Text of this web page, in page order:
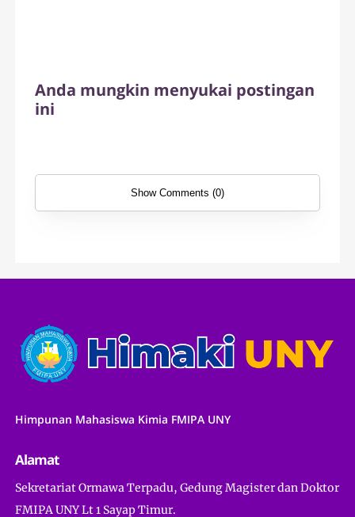
Anda mungkin menyukai postingan
ini
Show Comments (0)
Himpunan Mahasiswa Kimia FMIPA UNY
Alamat
Sekretariat Ormawa Terpadu, Gedung Magister dan Doktor
FMIPA UNY Lt 1 Sayap Timur.